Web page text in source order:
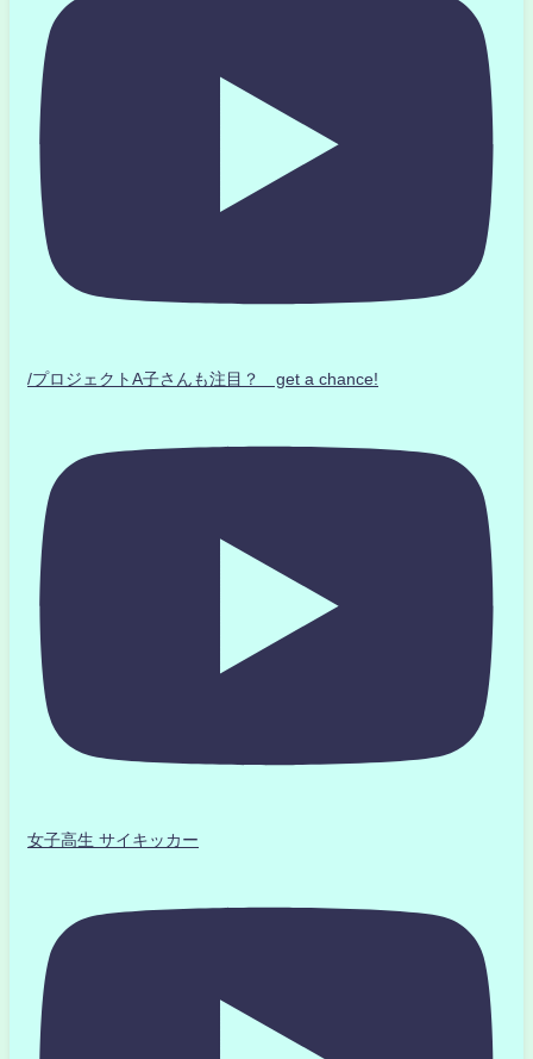
/プロジェクトA子さんも注目？ get a chance!
女子高生 サイキッカー